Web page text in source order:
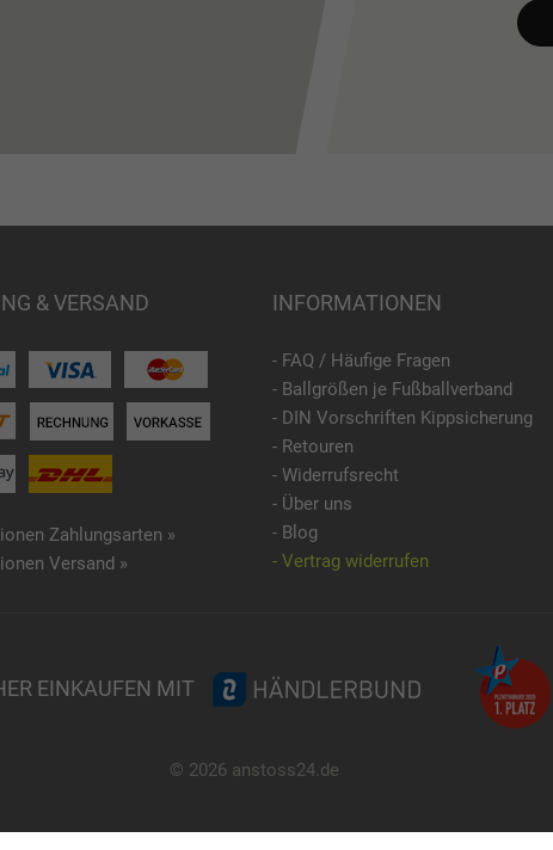
& VERSAND
Zahlungsarten »
Versand »
INFORMATIONEN
- FAQ / Häufige Fragen
- Ballgrößen je Fußballverband
- DIN Vorschriften Kippsicherung
- Retouren
- Widerrufsrecht
- Über uns
- Blog
- Vertrag widerrufen
EINKAUFEN MIT
© 2026 anstoss24.de